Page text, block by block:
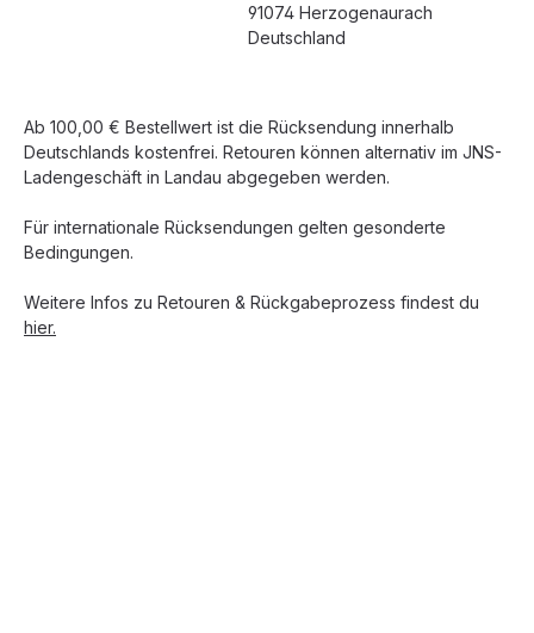
91074 Herzogenaurach
Deutschland
Ab 100,00 € Bestellwert ist die Rücksendung innerhalb
Deutschlands kostenfrei. Retouren können alternativ im JNS-
Ladengeschäft in Landau abgegeben werden.
Für internationale Rücksendungen gelten gesonderte
Bedingungen.
Weitere Infos zu Retouren & Rückgabeprozess findest du
hier.